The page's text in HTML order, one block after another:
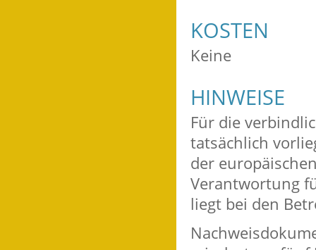
KOSTEN
Keine
HINWEISE
Für die
tatsächlich
der
Verantwortung
liegt bei den